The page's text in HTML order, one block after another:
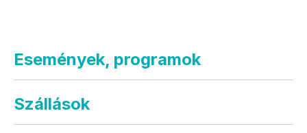
Események, programok
Szállások